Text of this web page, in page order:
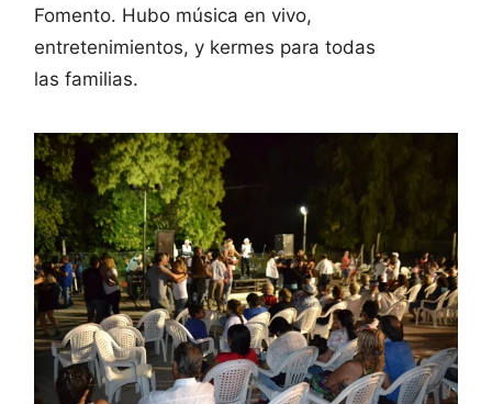
Fomento. Hubo música en vivo,
entretenimientos, y kermes para todas
las familias.